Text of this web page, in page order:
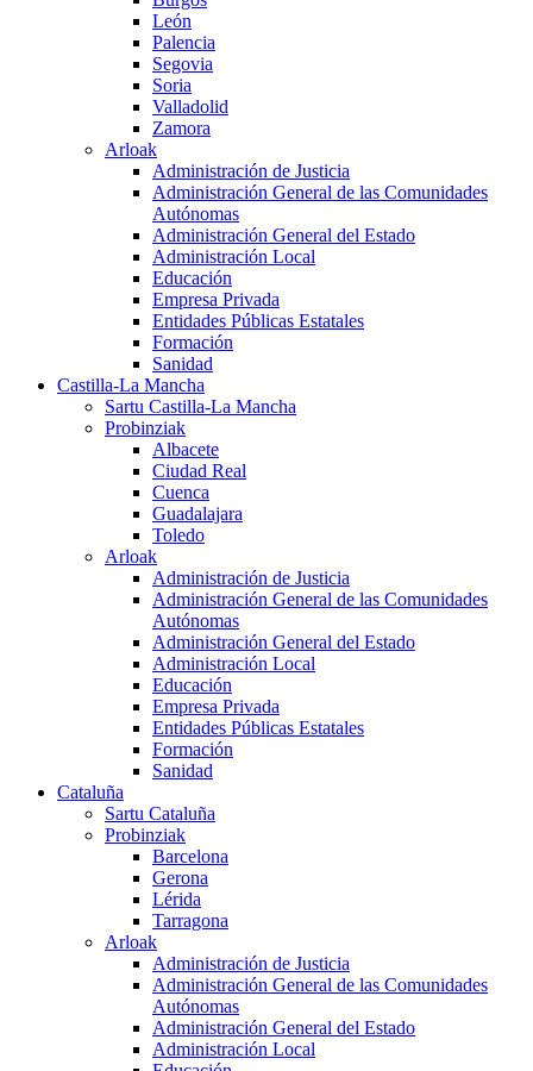
León
Palencia
Segovia
Soria
Valladolid
Zamora
Arloak
Administración de Justicia
Administración General de las Comunidades
Autónomas
Administración General del Estado
Administración Local
Educación
Empresa Privada
Entidades Públicas Estatales
Formación
Sanidad
Castilla-La Mancha
Sartu Castilla-La Mancha
Probinziak
Albacete
Ciudad Real
Cuenca
Guadalajara
Toledo
Arloak
Administración de Justicia
Administración General de las Comunidades
Autónomas
Administración General del Estado
Administración Local
Educación
Empresa Privada
Entidades Públicas Estatales
Formación
Sanidad
Cataluña
Sartu Cataluña
Probinziak
Barcelona
Gerona
Lérida
Tarragona
Arloak
Administración de Justicia
Administración General de las Comunidades
Autónomas
Administración General del Estado
Administración Local